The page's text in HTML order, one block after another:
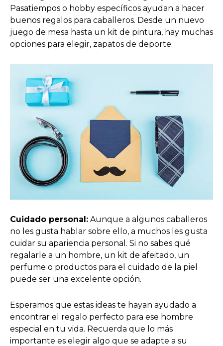
Pasatiempos o hobby específicos ayudan a hacer
buenos regalos para caballeros. Desde un nuevo
juego de mesa hasta un kit de pintura, hay muchas
opciones para elegir, zapatos de deporte.
Cuidado personal: Aunque a algunos caballeros
no les gusta hablar sobre ello, a muchos les gusta
cuidar su apariencia personal. Si no sabes qué
regalarle a un hombre, un kit de afeitado, un
perfume o productos para el cuidado de la piel
puede ser una excelente opción.
Esperamos que estas ideas te hayan ayudado a
encontrar el regalo perfecto para ese hombre
especial en tu vida. Recuerda que lo más
importante es elegir algo que se adapte a su